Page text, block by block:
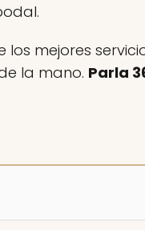
mejores
la mano. Parla